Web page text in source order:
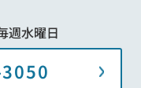
週水曜日